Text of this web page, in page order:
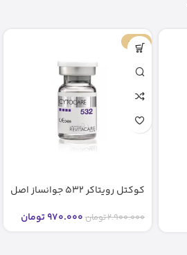
-67%
کوکتل رویتاکر 532 جوانساز اصل
2.900.000تومان 970.000تومان